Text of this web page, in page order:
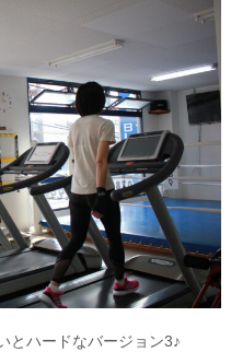
とハードなバージョン3♪